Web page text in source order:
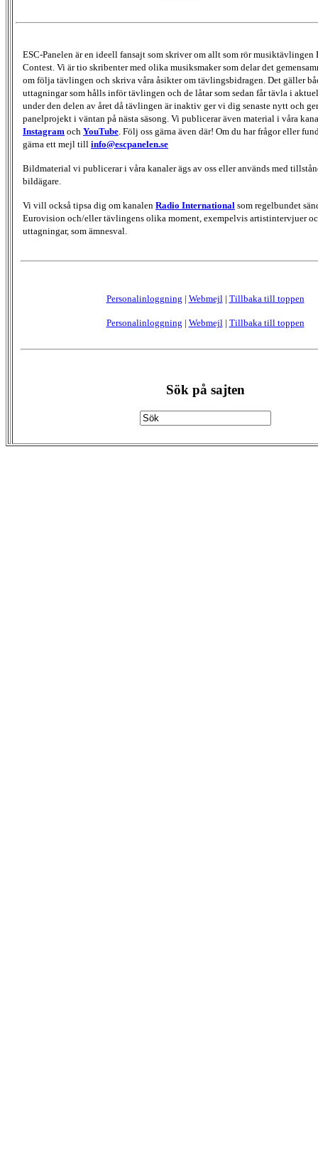
ESC-Panelen är en ideell fansajt som skriver om allt som rör musiktävlingen
Contest. Vi är tio skribenter med olika musiksmaker som delar det
om följa tävlingen och skriva våra åsikter om tävlingsbidragen. Det gäller
uttagningar som hålls inför tävlingen och de låtar som sedan får tävla i
under den delen av året då tävlingen är inaktiv ger vi dig senaste nytt och
panelprojekt i väntan på nästa säsong. Vi publicerar även material i våra
Instagram och YouTube . Följ oss gärna även där! Om du har frågor eller
gärna ett mejl till info@escpanelen.se
Bildmaterial vi publicerar i våra kanaler ägs av oss eller används med
bildägare.
Vi vill också tipsa dig om kanalen Radio International som regelbundet
Eurovision och/eller tävlingens olika moment, exempelvis artistintervjuer
uttagningar, som ämnesval.
Personalinloggning | Webmejl | Tillbaka till toppen
Personalinloggning | Webmejl | Tillbaka till toppen
Sök på sajten